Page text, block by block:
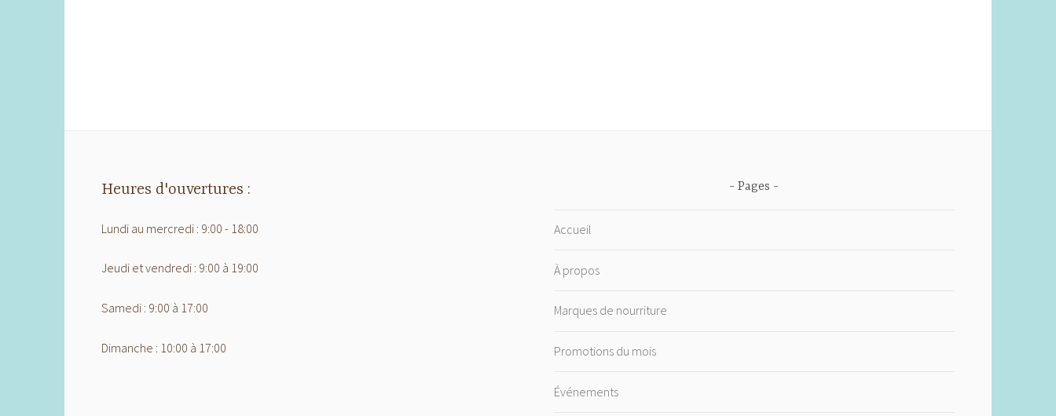
Heures d'ouvertures :
Lundi au mercredi : 9:00 - 18:00
Jeudi et vendredi : 9:00 à 19:00
Samedi : 9:00 à 17:00
Dimanche : 10:00 à 17:00
Pages
Accueil
À propos
Marques de nourriture
Promotions du mois
Événements